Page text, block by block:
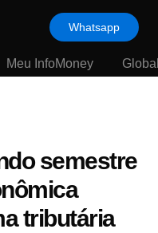
Whatsapp
Meu InfoMoney
semestre
tributária